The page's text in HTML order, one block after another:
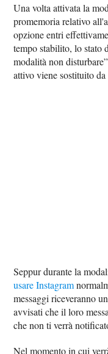
Una volta attivata la
promemoria relativo
opzione entri
tempo stabilito, lo stato
modalità non
attivo viene sostituito
Seppur durante la
usare Instagram
messaggi riceveranno
avvisati che il loro
che non ti verrà
Nel momento in cui